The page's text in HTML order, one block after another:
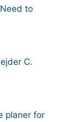
to
C.
planer for